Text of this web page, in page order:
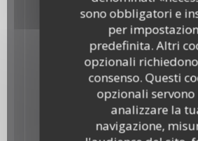
sono obbligatori e
per
predefinita. Altri
opzionali
consenso. Questi
opzionali servono
analizzare la
navigazione,